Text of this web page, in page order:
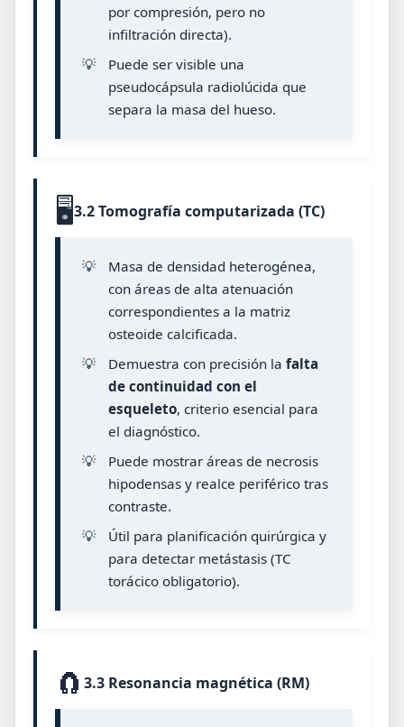
por compresión, pero no
infiltración directa).
💡
Puede ser visible una
pseudocápsula radiolúcida que
separa la masa del hueso.
🖥️3.2 Tomografía computarizada (TC)
💡
Masa de densidad heterogénea,
con áreas de alta atenuación
correspondientes a la matriz
osteoide calcificada.
💡
Demuestra con precisión la falta
de continuidad con el
esqueleto, criterio esencial para
el diagnóstico.
💡
Puede mostrar áreas de necrosis
hipodensas y realce periférico tras
contraste.
💡
Útil para planificación quirúrgica y
para detectar metástasis (TC
torácico obligatorio).
🧲 3.3 Resonancia magnética (RM)